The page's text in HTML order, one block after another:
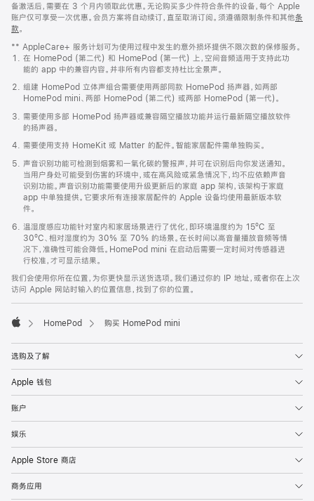
备激活后，需要在 3 个月内领取此优惠。无论购买多少件符合条件的设备，每个 Apple
账户仅可享受一次优惠。会员方案将自动续订，直至取消订阅。须遵循限制条件和其他条
款。
窗
口
中
打
开)
** AppleCare+ 服务计划可为使用过程中发生的意外损坏提供不限次数的保修服务。
在 HomePod (第二代) 和 HomePod (第一代) 上，空间音频适用于支持此功
能的 app 中的兼容内容。并非所有内容都支持杜比全景声。
组建 HomePod 立体声组合需要使用两部同款 HomePod 扬声器，如两部
HomePod mini、两部 HomePod (第二代) 或两部 HomePod (第一代)。
需要使用多部 HomePod 扬声器或兼容隔空播放功能并运行最新隔空播放软件
的扬声器。
需要使用支持 HomeKit 或 Matter 的配件。智能家居配件需单独购买。
声音识别功能可检测到烟雾和一氧化碳的警报声，并可在识别后向你发送通知。
当用户身处可能受到伤害的环境中，或在高风险或紧急情况下，均不应依赖声音
识别功能。声音识别功能需要使用升级更新后的家庭 app 架构，该架构于家庭
app 中单独提供。它要求所有连接家居配件的 Apple 设备均使用最新版本软
件。
温湿度感应功能针对室内和家居场景进行了优化，即环境温度约为 15ºC 至
30ºC、相对湿度约为 30% 至 70% 的场景。在长时间以高音量播放音频等情
况下，准确性可能会降低。HomePod mini 在启动后需要一定时间对传感器进
行校准，才可显示结果。
我们会使用你所在位置，为你更快显示送货选项。我们通过你的 IP 地址，或者你在上次
访问 Apple 网站时输入的位置信息，找到了你的位置。
HomePod 购买 HomePod mini
选购及了解
Apple 钱包
账户
娱乐
Apple Store 商店
商务应用